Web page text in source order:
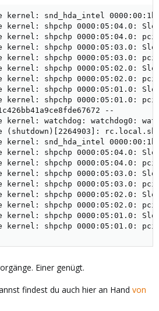
kernel: snd_hda_intel
kernel: shpchp 0000:05:04.0:
kernel: shpchp 0000:05:04.0:
kernel: shpchp 0000:05:03.0:
kernel: shpchp 0000:05:03.0:
kernel: shpchp 0000:05:02.0:
kernel: shpchp 0000:05:02.0:
kernel: shpchp 0000:05:01.0:
kernel: shpchp 0000:05:01.0:
--
kernel: watchdog: watchdog0:
(shutdown)[2264903]:
kernel: snd_hda_intel
kernel: shpchp 0000:05:04.0:
kernel: shpchp 0000:05:04.0:
kernel: shpchp 0000:05:03.0:
kernel: shpchp 0000:05:03.0:
kernel: shpchp 0000:05:02.0:
kernel: shpchp 0000:05:02.0:
kernel: shpchp 0000:05:01.0:
kernel: shpchp 0000:05:01.0:
Einer genügt.
findest du auch hier an Hand von